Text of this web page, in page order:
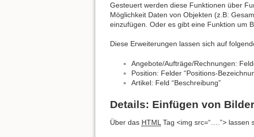
Gesteuert werden diese Funktionen über
Möglichkeit Daten von Objekten (z.B:
einzufügen. Oder es gibt eine Funktion um
Diese Erweiterungen lassen sich auf
Angebote/Aufträge/Rechnungen:
Position: Felder “Positions-
Artikel: Feld “Beschreibung”
Details: Einfügen von
Über das HTML Tag <img src=“….”> lassen